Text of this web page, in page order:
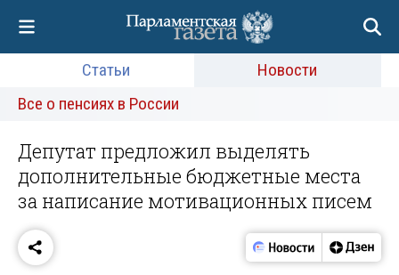
Статьи
Новости
Все о пенсиях в России
Депутат предложил выделять
дополнительные бюджетные места
за написание мотивационных писем